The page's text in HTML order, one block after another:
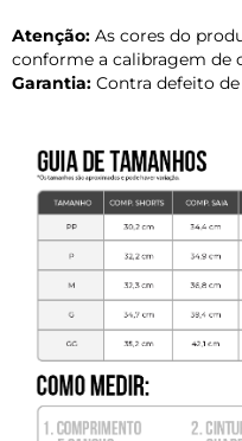
Atenção: As cores do
conforme a calibragem de
Garantia: Contra defeito